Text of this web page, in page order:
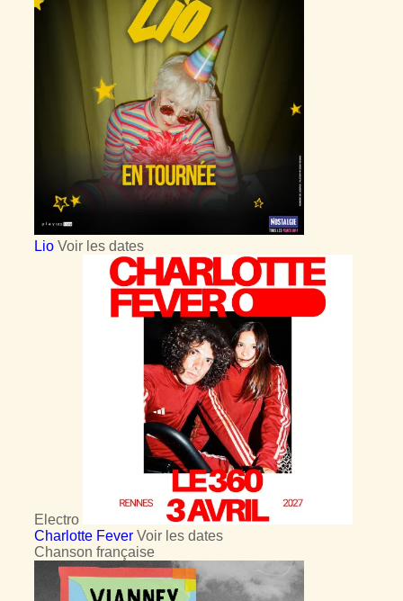
Lio Voir les dates
Electro
Charlotte Fever Voir les dates
Chanson française